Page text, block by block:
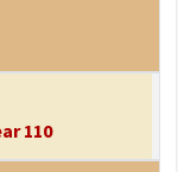
110